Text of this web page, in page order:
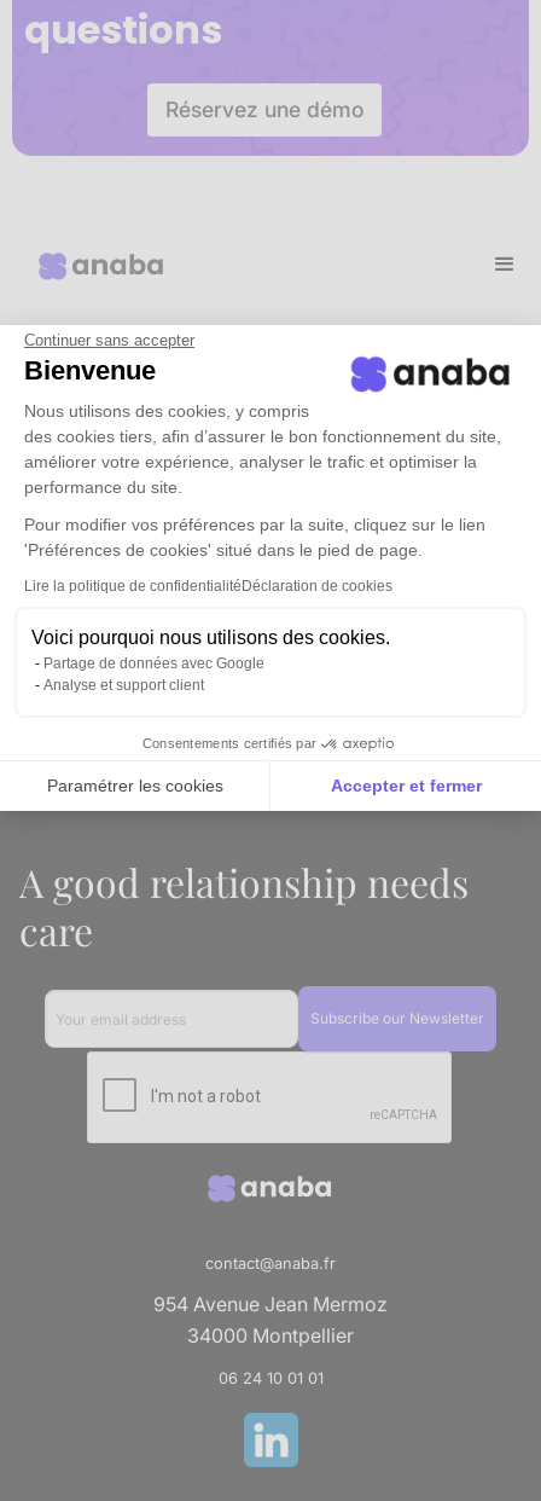
Continuer sans accepter
Bienvenue
Nous utilisons des cookies, y compris
des cookies tiers, afin d’assurer le bon fonctionnement du site,
améliorer votre expérience, analyser le trafic et optimiser la
performance du site.
Pour modifier vos préférences par la suite, cliquez sur le lien
'Préférences de cookies' situé dans le pied de page.
Lire la politique de confidentialité Déclaration de cookies
Voici pourquoi nous utilisons des cookies.
Partage de données avec Google
Analyse et support client
Consentements certifiés par
Paramétrer les cookies Accepter et fermer
Notre plateforme vous permet d'adapter et de gérer
questions
Réservez une démo
Use cases
Rates
resources
Book a demo
Connection
A good relationship needs
care
contact@anaba.fr
954 Avenue Jean Mermoz
34000 Montpellier
06 24 10 01 01